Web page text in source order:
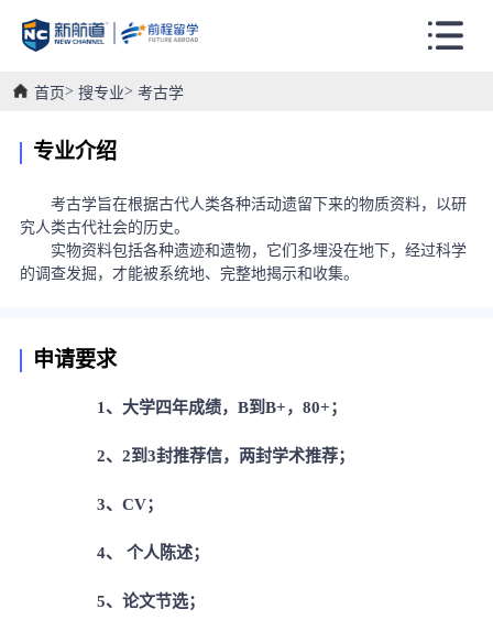
首页 搜专业 考古学
专业介绍
考古学旨在根据古代人类各种活动遗留下来的物质资料，以研
究人类古代社会的历史。
实物资料包括各种遗迹和遗物，它们多埋没在地下，经过科学
的调查发掘，才能被系统地、完整地揭示和收集。
申请要求
1、大学四年成绩，B到B+，80+；
2、2到3封推荐信，两封学术推荐；
3、CV；
4、 个人陈述；
5、论文节选；